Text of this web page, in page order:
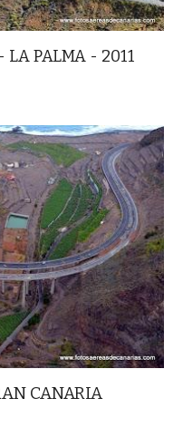
LA PALMA - 2011
CANARIA